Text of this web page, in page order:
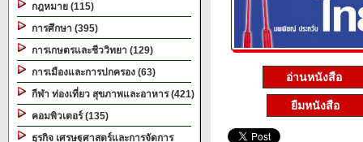
กฎหมาย (115)
การศึกษา (395)
การเกษตรและชีววิทยา (129)
การเมืองและการปกครอง (63)
กีฬา ท่องเที่ยว สุขภาพและอาหาร (421)
คอมพิวเตอร์ (135)
ธุรกิจ เศรษฐศาสตร์และการจัดการ
อ่านหนังสือ
ยืมหนังสือ